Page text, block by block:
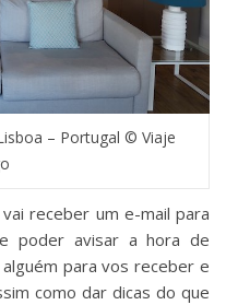
– Portugal © Viaje
receber um e-mail para
poder avisar a hora de
para vos receber e
como dar dicas do que